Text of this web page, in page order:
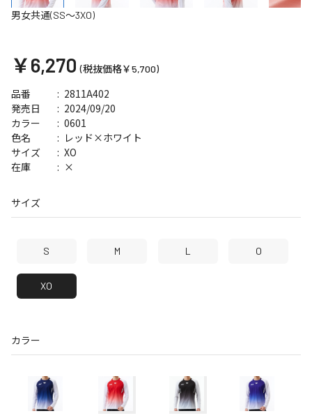
男女共通(SS～3XO)
￥6,270 (税抜価格￥5,700)
品番 2811A402
発売日 2024/09/20
サイズ XO
カラー 0601
在庫 ×
色名 レッド×ホワイト
サイズ
S M L O
XO
カラー